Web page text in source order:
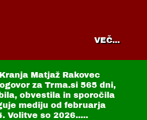
VEČ...
Matjaž Rakovec
za Trma.si 565 dni,
obvestila in sporočila
mediju od februarja
Volitve so 2026.....